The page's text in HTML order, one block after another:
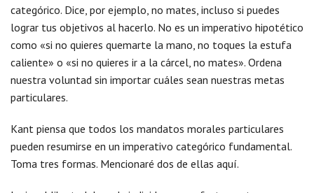
categórico. Dice, por ejemplo, no mates, incluso si puedes
lograr tus objetivos al hacerlo. No es un imperativo hipotético
como «si no quieres quemarte la mano, no toques la estufa
caliente» o «si no quieres ir a la cárcel, no mates». Ordena
nuestra voluntad sin importar cuáles sean nuestras metas
particulares.
Kant piensa que todos los mandatos morales particulares
pueden resumirse en un imperativo categórico fundamental.
Toma tres formas. Mencionaré dos de ellas aquí.